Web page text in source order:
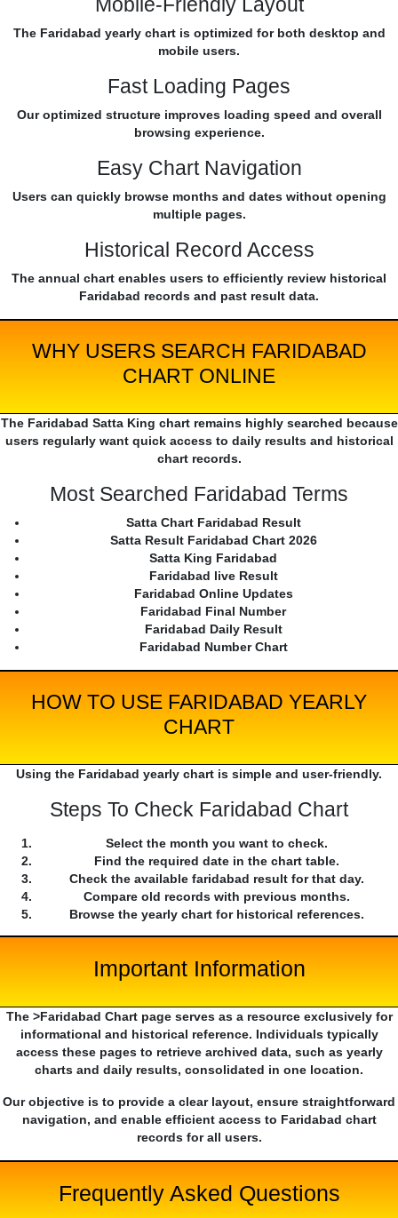
Mobile-Friendly Layout
The Faridabad yearly chart is optimized for both desktop and
mobile users.
Fast Loading Pages
Our optimized structure improves loading speed and overall
browsing experience.
Easy Chart Navigation
Users can quickly browse months and dates without opening
multiple pages.
Historical Record Access
The annual chart enables users to efficiently review historical
Faridabad records and past result data.
WHY USERS SEARCH FARIDABAD
CHART ONLINE
The Faridabad Satta King chart remains highly searched because
users regularly want quick access to daily results and historical
chart records.
Most Searched Faridabad Terms
Satta Chart Faridabad Result
Satta Result Faridabad Chart 2026
Satta King Faridabad
Faridabad live Result
Faridabad Online Updates
Faridabad Final Number
Faridabad Daily Result
Faridabad Number Chart
HOW TO USE FARIDABAD YEARLY
CHART
Using the Faridabad yearly chart is simple and user-friendly.
Steps To Check Faridabad Chart
Select the month you want to check.
Find the required date in the chart table.
Check the available faridabad result for that day.
Compare old records with previous months.
Browse the yearly chart for historical references.
Important Information
The >Faridabad Chart page serves as a resource exclusively for
informational and historical reference. Individuals typically
access these pages to retrieve archived data, such as yearly
charts and daily results, consolidated in one location.
Our objective is to provide a clear layout, ensure straightforward
navigation, and enable efficient access to Faridabad chart
records for all users.
Frequently Asked Questions